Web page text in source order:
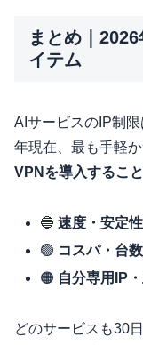
まとめ｜
イテム
AIサービスのIP制
年現在、最も手軽
VPNを導入すること
🔵速度・安定
🟢 コスパ・台
🟠 自分専用IP
どのサービスも30